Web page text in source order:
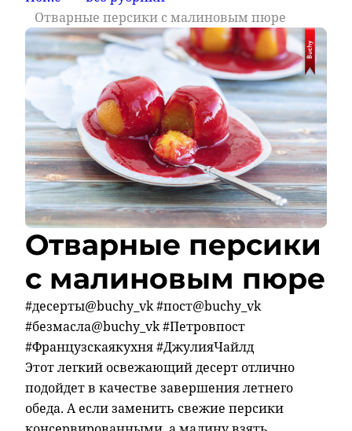
Отварные персики с малиновым пюре
Отварные персики
с малиновым пюре
#десерты@buchy_vk #пост@buchy_vk
#безмасла@buchy_vk #Петровпост
#Французскаякухня #ДжулияЧайлд
Этот легкий освежающий десерт отлично
подойдет в качестве завершения летнего
обеда. А если заменить свежие персики